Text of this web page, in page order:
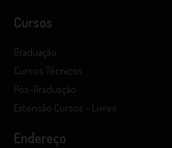
Cursos
Graduação
Cursos Técnicos
Pós-Graduação
Extensão Cursos - Livres
Endereço